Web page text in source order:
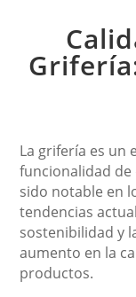
La grifería es un
funcionalidad de
sido notable en
tendencias
sostenibilidad y
aumento en la
productos.